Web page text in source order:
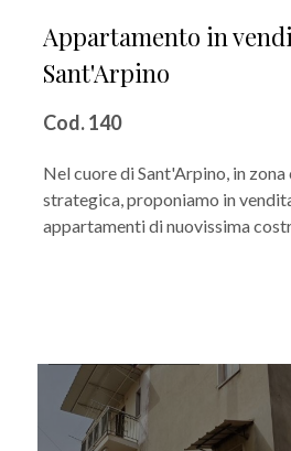
Appartamento in
Sant'Arpino
Cod. 140
Nel cuore di Sant'Arpino, in
strategica, proponiamo in
appartamenti di nuovissima